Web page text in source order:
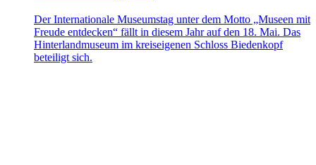
Der Internationale Museumstag unter dem Motto „Museen mit
Freude entdecken“ fällt in diesem Jahr auf den 18. Mai. Das
Hinterlandmuseum im kreiseigenen Schloss Biedenkopf
beteiligt sich.